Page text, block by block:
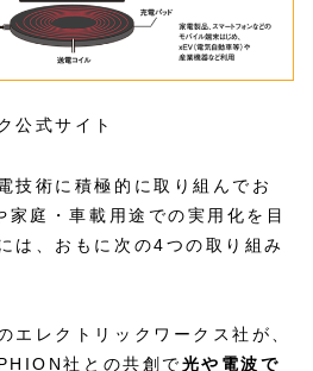
公式サイト
技術に積極的に取り組んでお
庭・車載用途での実用化を目
は、おもに次の4つの取り組み
エレクトリックワークス社が、
社との共創で光や電波で